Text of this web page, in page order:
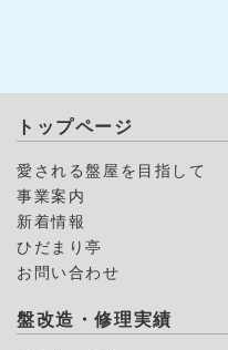
トップページ
愛される盤屋を目指して
事業案内
新着情報
ひだまり亭
お問い合わせ
盤改造・修理実績